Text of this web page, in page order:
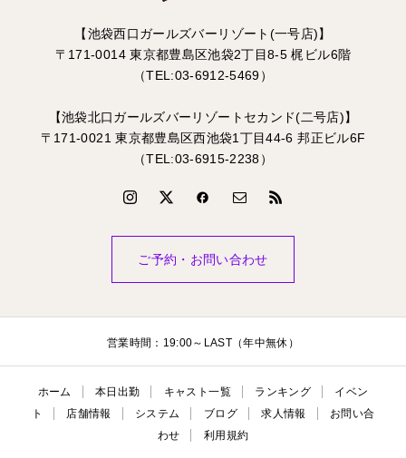
【池袋西口ガールズバーリゾート(一号店)】
〒171-0014 東京都豊島区池袋2丁目8-5 梶ビル6階
（TEL:03-6912-5469）
【池袋北口ガールズバーリゾートセカンド(二号店)】
〒171-0021 東京都豊島区西池袋1丁目44-6 邦正ビル6F
（TEL:03-6915-2238）
ご予約・お問い合わせ
営業時間：19:00～LAST（年中無休）
ホーム 本日出勤 キャスト一覧 ランキング
イベン
ト
店舗情報 システム ブログ 求人情報
お問い合
わせ
利用規約